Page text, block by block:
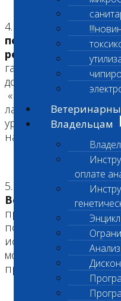
Владельцам
оплате
4.
Используются
поколения,
реагенты от
гарантирует
достоверность
«Шанс Био»
лабораторного
уровень последних
науки.
5.
Beckman Coulter
производителем
позволяет
исследования на
моделей под
производителя.